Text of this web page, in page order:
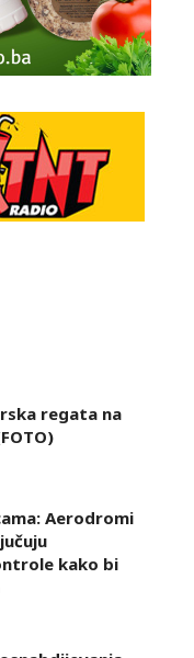
regata na
Aerodromi
kako bi